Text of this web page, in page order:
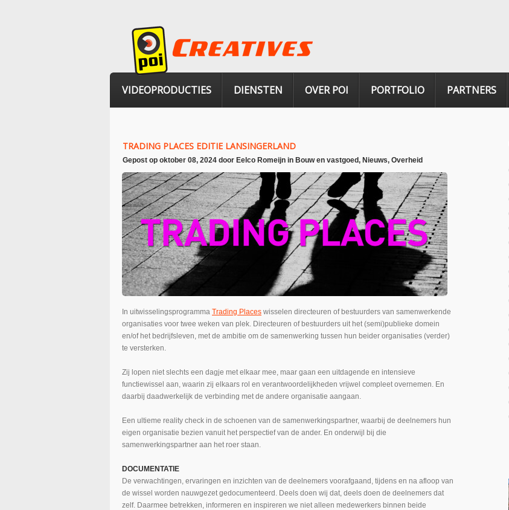
VIDEOPRODUCTIES DIENSTEN OVER POI PORTFOLIO PARTNERS
TRADING PLACES EDITIE LANSINGERLAND
Gepost op oktober 08, 2024 door Eelco Romeijn in Bouw en vastgoed, Nieuws, Overheid
In uitwisselingsprogramma Trading Places wisselen directeuren of bestuurders van samenwerkende
organisaties voor twee weken van plek. Directeuren of bestuurders uit het (semi)publieke domein
en/of het bedrijfsleven, met de ambitie om de samenwerking tussen hun beider organisaties (verder)
te versterken.
Zij lopen niet slechts een dagje met elkaar mee, maar gaan een uitdagende en intensieve
functiewissel aan, waarin zij elkaars rol en verantwoordelijkheden vrijwel compleet overnemen. En
daarbij daadwerkelijk de verbinding met de andere organisatie aangaan.
Een ultieme reality check in de schoenen van de samenwerkingspartner, waarbij de deelnemers hun
eigen organisatie bezien vanuit het perspectief van de ander. En onderwijl bij die
samenwerkingspartner aan het roer staan.
DOCUMENTATIE
De verwachtingen, ervaringen en inzichten van de deelnemers voorafgaand, tijdens en na afloop van
de wissel worden nauwgezet gedocumenteerd. Deels doen wij dat, deels doen de deelnemers dat
zelf. Daarmee betrekken, informeren en inspireren we niet alleen medewerkers binnen beide